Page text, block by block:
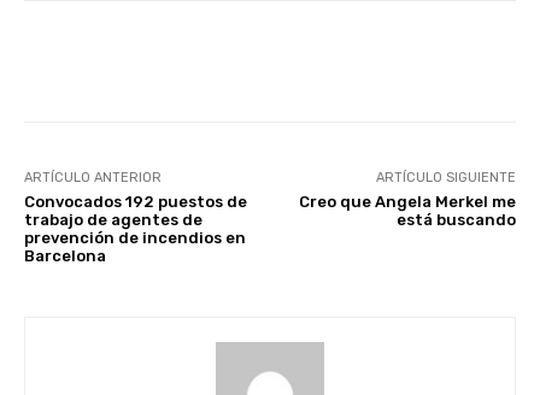
ARTÍCULO ANTERIOR
Convocados 192 puestos de
trabajo de agentes de
prevención de incendios en
Barcelona
ARTÍCULO SIGUIENTE
Creo que Angela Merkel me
está buscando